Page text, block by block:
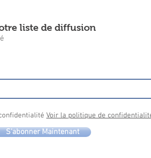
liste de diffusion
Voir la politique de
S'abonner Maintenant